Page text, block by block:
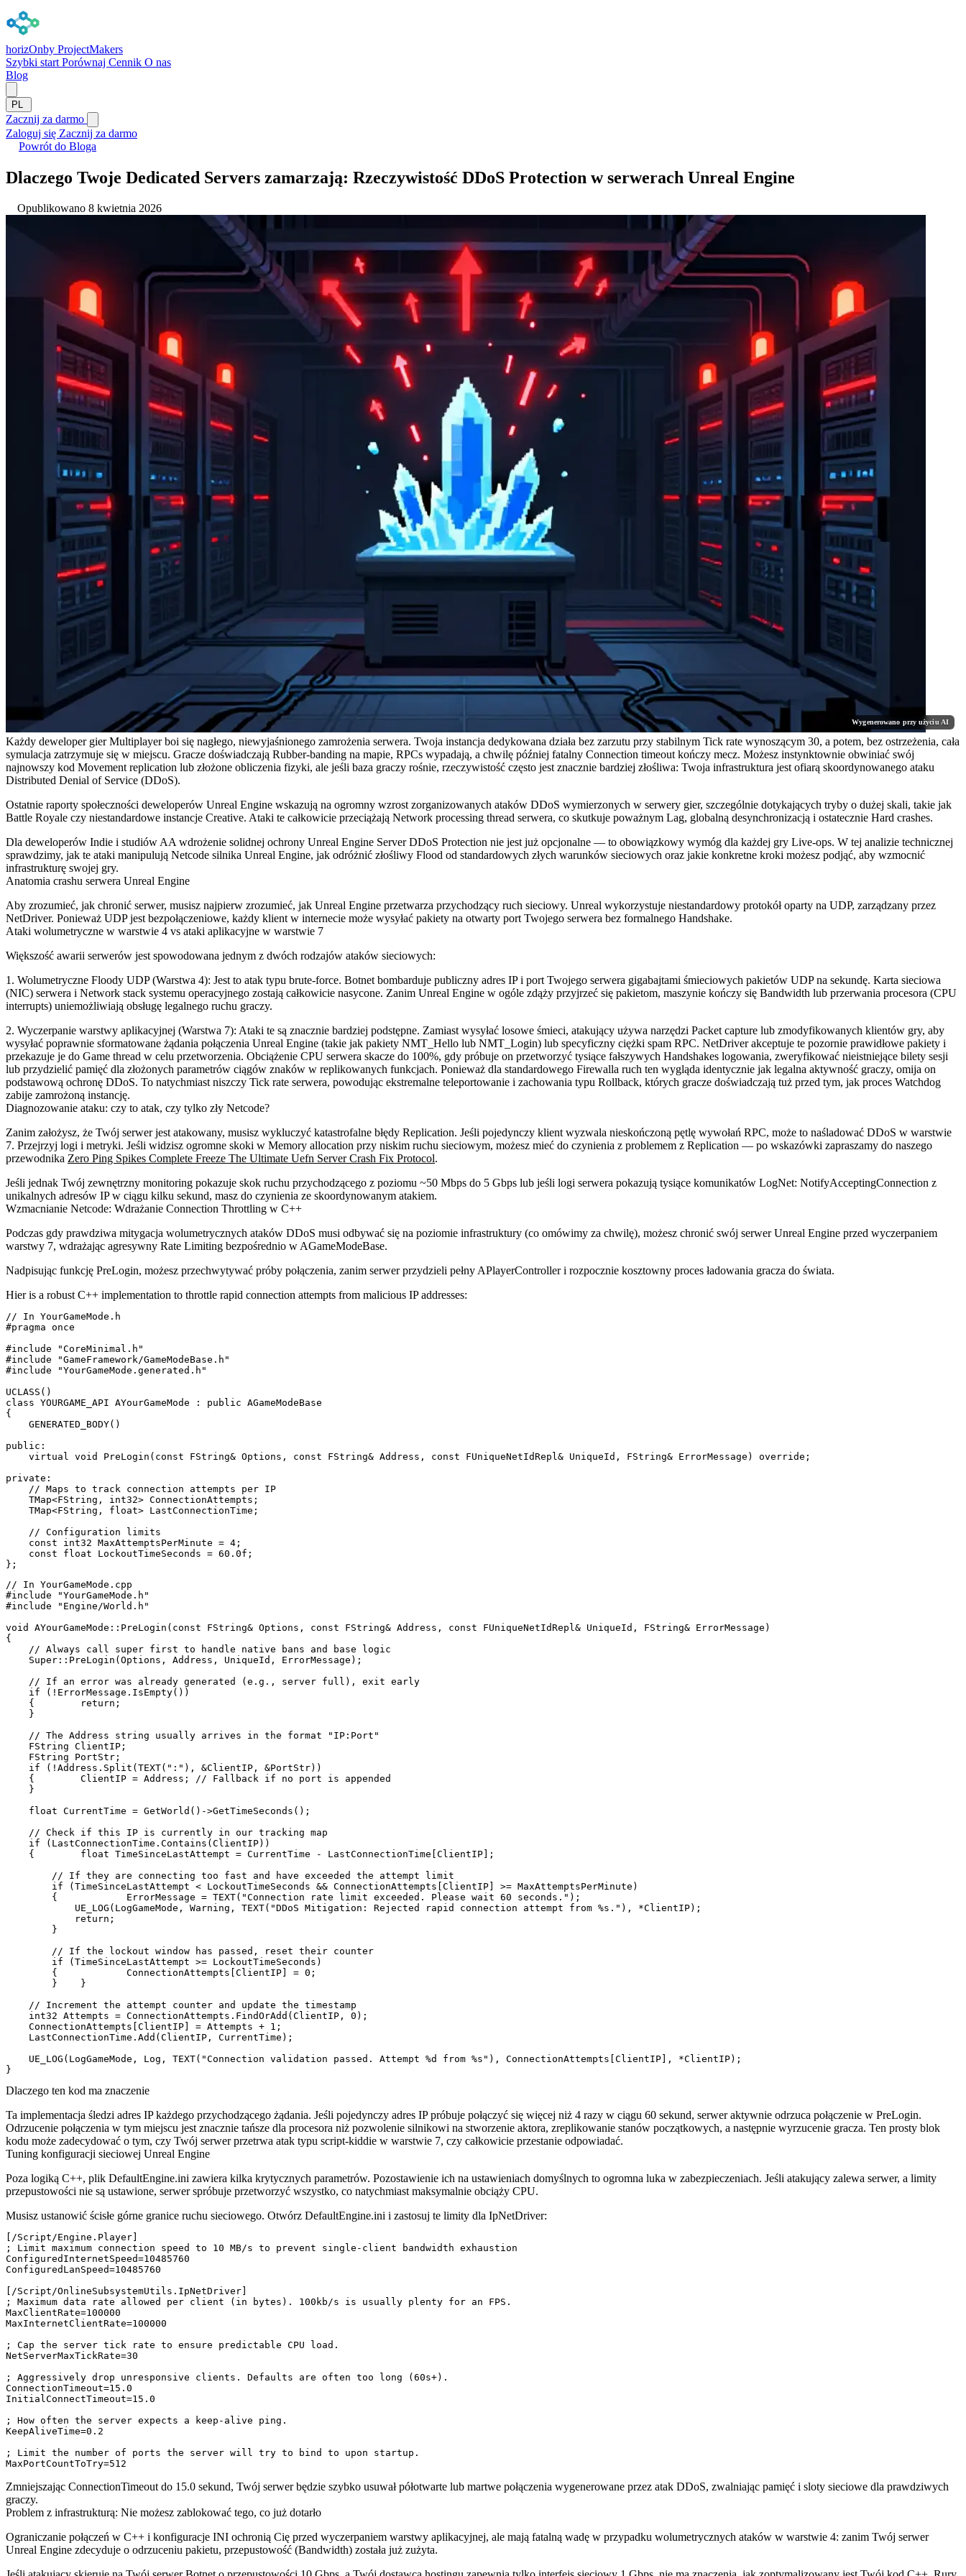
horizOnby ProjectMakers
Szybki start Porównaj Cennik O nas
Blog
PL
Zacznij za darmo
Zaloguj się Zacznij za darmo
Powrót do Bloga
Dlaczego Twoje Dedicated Servers zamarzają: Rzeczywistość DDoS Protection w serwerach Unreal Engine
Opublikowano 8 kwietnia 2026
Wygenerowano przy użyciu AI
Każdy deweloper gier Multiplayer boi się nagłego, niewyjaśnionego zamrożenia serwera. Twoja instancja dedykowana działa bez zarzutu przy stabilnym Tick rate wynoszącym 30, a potem, bez ostrzeżenia, cała
symulacja zatrzymuje się w miejscu. Gracze doświadczają Rubber-banding na mapie, RPCs wypadają, a chwilę później fatalny Connection timeout kończy mecz. Możesz instynktownie obwiniać swój
najnowszy kod Movement replication lub złożone obliczenia fizyki, ale jeśli baza graczy rośnie, rzeczywistość często jest znacznie bardziej złośliwa: Twoja infrastruktura jest ofiarą skoordynowanego ataku
Distributed Denial of Service (DDoS).
Ostatnie raporty społeczności deweloperów Unreal Engine wskazują na ogromny wzrost zorganizowanych ataków DDoS wymierzonych w serwery gier, szczególnie dotykających tryby o dużej skali, takie jak
Battle Royale czy niestandardowe instancje Creative. Ataki te całkowicie przeciążają Network processing thread serwera, co skutkuje poważnym Lag, globalną desynchronizacją i ostatecznie Hard crashes.
Dla deweloperów Indie i studiów AA wdrożenie solidnej ochrony Unreal Engine Server DDoS Protection nie jest już opcjonalne — to obowiązkowy wymóg dla każdej gry Live-ops. W tej analizie technicznej
sprawdzimy, jak te ataki manipulują Netcode silnika Unreal Engine, jak odróżnić złośliwy Flood od standardowych złych warunków sieciowych oraz jakie konkretne kroki możesz podjąć, aby wzmocnić
infrastrukturę swojej gry.
Anatomia crashu serwera Unreal Engine
Aby zrozumieć, jak chronić serwer, musisz najpierw zrozumieć, jak Unreal Engine przetwarza przychodzący ruch sieciowy. Unreal wykorzystuje niestandardowy protokół oparty na UDP, zarządzany przez
NetDriver. Ponieważ UDP jest bezpołączeniowe, każdy klient w internecie może wysyłać pakiety na otwarty port Twojego serwera bez formalnego Handshake.
Ataki wolumetryczne w warstwie 4 vs ataki aplikacyjne w warstwie 7
Większość awarii serwerów jest spowodowana jednym z dwóch rodzajów ataków sieciowych:
1. Wolumetryczne Floody UDP (Warstwa 4): Jest to atak typu brute-force. Botnet bombarduje publiczny adres IP i port Twojego serwera gigabajtami śmieciowych pakietów UDP na sekundę. Karta sieciowa
(NIC) serwera i Network stack systemu operacyjnego zostają całkowicie nasycone. Zanim Unreal Engine w ogóle zdąży przyjrzeć się pakietom, maszynie kończy się Bandwidth lub przerwania procesora (CPU
interrupts) uniemożliwiają obsługę legalnego ruchu graczy.
2. Wyczerpanie warstwy aplikacyjnej (Warstwa 7): Ataki te są znacznie bardziej podstępne. Zamiast wysyłać losowe śmieci, atakujący używa narzędzi Packet capture lub zmodyfikowanych klientów gry, aby
wysyłać poprawnie sformatowane żądania połączenia Unreal Engine (takie jak pakiety NMT_Hello lub NMT_Login) lub specyficzny ciężki spam RPC. NetDriverakceptuje te pozornie prawidłowe pakiety i
przekazuje je do Game thread w celu przetworzenia. Obciążenie CPU serwera skacze do 100%, gdy próbuje on przetworzyć tysiące fałszywych Handshakes logowania, zweryfikować nieistniejące bilety sesji
lub przydzielić pamięć dla złożonych parametrów ciągów znaków w replikowanych funkcjach. Ponieważ dla standardowego Firewalla ruch ten wygląda identycznie jak legalna aktywność graczy, omija on
podstawową ochronę DDoS. To natychmiast niszczy Tick rate serwera, powodując ekstremalne teleportowanie i zachowania typu Rollback, których gracze doświadczają tuż przed tym, jak proces Watchdog
zabije zamrożoną instancję.
Diagnozowanie ataku: czy to atak, czy tylko zły Netcode?
Zanim założysz, że Twój serwer jest atakowany, musisz wykluczyć katastrofalne błędy Replication. Jeśli pojedynczy klient wyzwala nieskończoną pętlę wywołań RPC, może to naśladować DDoS w warstwie
7. Przejrzyj logi i metryki. Jeśli widzisz ogromne skoki w Memory allocation przy niskim ruchu sieciowym, możesz mieć do czynienia z problemem z Replication — po wskazówki zapraszamy do naszego
przewodnika Zero Ping Spikes Complete Freeze The Ultimate Uefn Server Crash Fix Protocol.
Jeśli jednak Twój zewnętrzny monitoring pokazuje skok ruchu przychodzącego z poziomu ~50 Mbps do 5 Gbps lub jeśli logi serwera pokazują tysiące komunikatów LogNet: NotifyAcceptingConnection z
unikalnych adresów IP w ciągu kilku sekund, masz do czynienia ze skoordynowanym atakiem.
Wzmacnianie Netcode: Wdrażanie Connection Throttling w C++
Podczas gdy prawdziwa mitygacja wolumetrycznych ataków DDoS musi odbywać się na poziomie infrastruktury (co omówimy za chwilę), możesz chronić swój serwer Unreal Engine przed wyczerpaniem
warstwy 7, wdrażając agresywny Rate Limiting bezpośrednio wAGameModeBase.
Nadpisując funkcję PreLogin, możesz przechwytywać próby połączenia, zanim serwer przydzieli pełnyAPlayerControlleri rozpocznie kosztowny proces ładowania gracza do świata.
Hier is a robust C++ implementation to throttle rapid connection attempts from malicious IP addresses:
// In YourGameMode.h
#pragma once
#include "CoreMinimal.h"
#include "GameFramework/GameModeBase.h"
#include "YourGameMode.generated.h"
UCLASS()
class YOURGAME_API AYourGameMode : public AGameModeBase
{
    GENERATED_BODY()
public:
    virtual void PreLogin(const FString& Options, const FString& Address, const FUniqueNetIdRepl& UniqueId, FString& ErrorMessage) override;
private:
    // Maps to track connection attempts per IP
    TMap<FString, int32> ConnectionAttempts;
    TMap<FString, float> LastConnectionTime;
    // Configuration limits
    const int32 MaxAttemptsPerMinute = 4;
    const float LockoutTimeSeconds = 60.0f;
// In YourGameMode.cpp
#include "YourGameMode.h"
#include "Engine/World.h"
void AYourGameMode::PreLogin(const FString& Options, const FString& Address, const FUniqueNetIdRepl& UniqueId, FString& ErrorMessage)
{
    // Always call super first to handle native bans and base logic
    Super::PreLogin(Options, Address, UniqueId, ErrorMessage);
    // If an error was already generated (e.g., server full), exit early
    if (!ErrorMessage.IsEmpty())
    {        return;
    }
    // The Address string usually arrives in the format "IP:Port"
    FString ClientIP;
    FString PortStr;
    if (!Address.Split(TEXT(":"), &ClientIP, &PortStr))
    {        ClientIP = Address; // Fallback if no port is appended
    }
    float CurrentTime = GetWorld()->GetTimeSeconds();
    // Check if this IP is currently in our tracking map
    if (LastConnectionTime.Contains(ClientIP))
    {        float TimeSinceLastAttempt = CurrentTime - LastConnectionTime[ClientIP];
        // If they are connecting too fast and have exceeded the attempt limit
        if (TimeSinceLastAttempt < LockoutTimeSeconds && ConnectionAttempts[ClientIP] >= MaxAttemptsPerMinute)
        {            ErrorMessage = TEXT("Connection rate limit exceeded. Please wait 60 seconds.");
            UE_LOG(LogGameMode, Warning, TEXT("DDoS Mitigation: Rejected rapid connection attempt from %s."), *ClientIP);
            return;
        }
        // If the lockout window has passed, reset their counter
        if (TimeSinceLastAttempt >= LockoutTimeSeconds)
        {            ConnectionAttempts[ClientIP] = 0;
        }    }
    // Increment the attempt counter and update the timestamp
    int32 Attempts = ConnectionAttempts.FindOrAdd(ClientIP, 0);
    ConnectionAttempts[ClientIP] = Attempts + 1;
    LastConnectionTime.Add(ClientIP, CurrentTime);
    UE_LOG(LogGameMode, Log, TEXT("Connection validation passed. Attempt %d from %s"), ConnectionAttempts[ClientIP], *ClientIP);
Dlaczego ten kod ma znaczenie
Ta implementacja śledzi adres IP każdego przychodzącego żądania. Jeśli pojedynczy adres IP próbuje połączyć się więcej niż 4 razy w ciągu 60 sekund, serwer aktywnie odrzuca połączenie w PreLogin.
Odrzucenie połączenia w tym miejscu jest znacznie tańsze dla procesora niż pozwolenie silnikowi na stworzenie aktora, zreplikowanie stanów początkowych, a następnie wyrzucenie gracza. Ten prosty blok
kodu może zadecydować o tym, czy Twój serwer przetrwa atak typu script-kiddie w warstwie 7, czy całkowicie przestanie odpowiadać.
Tuning konfiguracji sieciowej Unreal Engine
Poza logiką C++, plik DefaultEngine.ini zawiera kilka krytycznych parametrów. Pozostawienie ich na ustawieniach domyślnych to ogromna luka w zabezpieczeniach. Jeśli atakujący zalewa serwer, a limity
przepustowości nie są ustawione, serwer spróbuje przetworzyć wszystko, co natychmiast maksymalnie obciąży CPU.
Musisz ustanowić ścisłe górne granice ruchu sieciowego. Otwórz DefaultEngine.ini i zastosuj te limity dla IpNetDriver:
[/Script/Engine.Player]
; Limit maximum connection speed to 10 MB/s to prevent single-client bandwidth exhaustion
ConfiguredInternetSpeed=10485760
ConfiguredLanSpeed=10485760
[/Script/OnlineSubsystemUtils.IpNetDriver]
; Maximum data rate allowed per client (in bytes). 100kb/s is usually plenty for an FPS.
MaxClientRate=100000
MaxInternetClientRate=100000
; Cap the server tick rate to ensure predictable CPU load.
NetServerMaxTickRate=30
; Aggressively drop unresponsive clients. Defaults are often too long (60s+).
ConnectionTimeout=15.0
InitialConnectTimeout=15.0
; How often the server expects a keep-alive ping.
KeepAliveTime=0.2
; Limit the number of ports the server will try to bind to upon startup.
Zmniejszając ConnectionTimeoutdo 15.0 sekund, Twój serwer będzie szybko usuwał półotwarte lub martwe połączenia wygenerowane przez atak DDoS, zwalniając pamięć i sloty sieciowe dla prawdziwych
graczy.
Problem z infrastrukturą: Nie możesz zablokować tego, co już dotarło
Ograniczanie połączeń w C++ i konfiguracje INI ochronią Cię przed wyczerpaniem warstwy aplikacyjnej, ale mają fatalną wadę w przypadku wolumetrycznych ataków w warstwie 4: zanim Twój serwer
Unreal Engine zdecyduje o odrzuceniu pakietu, przepustowość (Bandwidth) została już zużyta.